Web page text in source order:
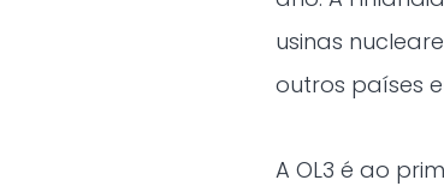
usinas
outros países
A OL3 é ao